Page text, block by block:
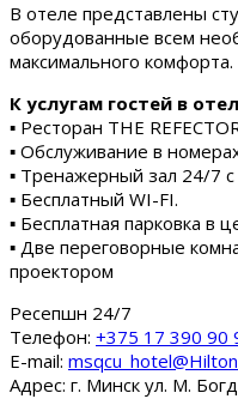
В отеле представлены
оборудованные всем
максимального комфорта.
К услугам гостей в
▪ Ресторан THE
▪ Обслуживание в
▪ Тренажерный зал 24/7
▪ Бесплатный WI-FI.
▪ Бесплатная парковка в
▪ Две переговорные
проектором
Ресепшн 24/7
Tелефон: +375 17 390 90
E-mail:
Адрес: г. Минск ул. М.